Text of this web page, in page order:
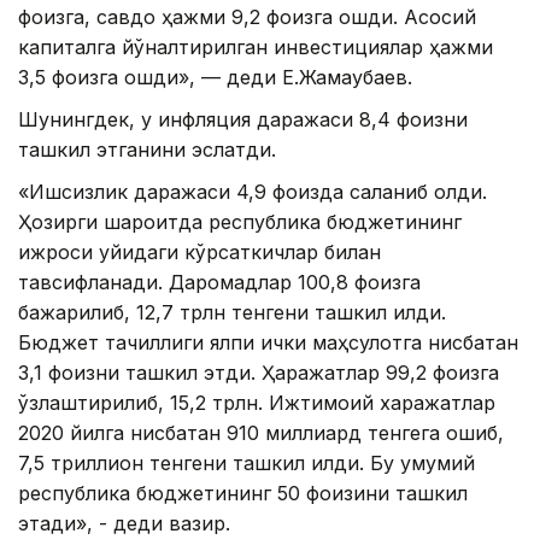
фоизга, савдо ҳажми 9,2 фоизга ошди. Асосий
капиталга йўналтирилган инвестициялар ҳажми
3,5 фоизга ошди», — деди Е.Жамаубаев.
Шунингдек, у инфляция даражаси 8,4 фоизни
ташкил этганини эслатди.
«Ишсизлик даражаси 4,9 фоизда сақланиб қолди.
Ҳозирги шароитда республика бюджетининг
ижроси қуйидаги кўрсаткичлар билан
тавсифланади. Даромадлар 100,8 фоизга
бажарилиб, 12,7 трлн тенгени ташкил қилди.
Бюджет тақчиллиги ялпи ички маҳсулотга нисбатан
3,1 фоизни ташкил этди. Ҳаражатлар 99,2 фоизга
ўзлаштирилиб, 15,2 трлн. Ижтимоий харажатлар
2020 йилга нисбатан 910 миллиард тенгега ошиб,
7,5 триллион тенгени ташкил қилди. Бу умумий
республика бюджетининг 50 фоизини ташкил
этади», - деди вазир.